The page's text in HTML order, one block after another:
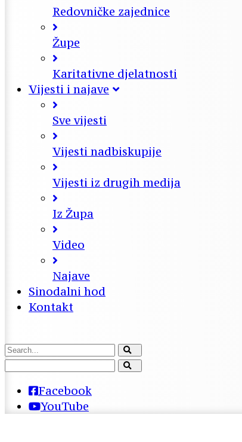
Redovničke zajednice
Župe
Karitativne djelatnosti
Vijesti i najave
Sve vijesti
Vijesti nadbiskupije
Vijesti iz drugih medija
Iz Župa
Video
Najave
Sinodalni hod
Kontakt
Facebook
YouTube